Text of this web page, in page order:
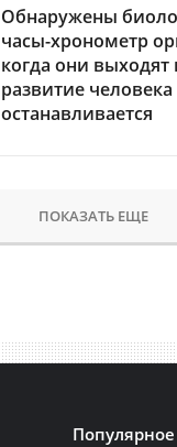
Обнаружены
часы-хронометр
когда они выходят
развитие человека
останавливается
ПОКАЗАТЬ ЕЩЕ
Популярное